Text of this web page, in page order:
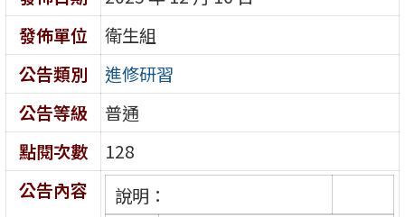
發佈單位
衛生組
公告類別
進修研習
公告等級
普通
點閱次數
128
公告內容
說明：